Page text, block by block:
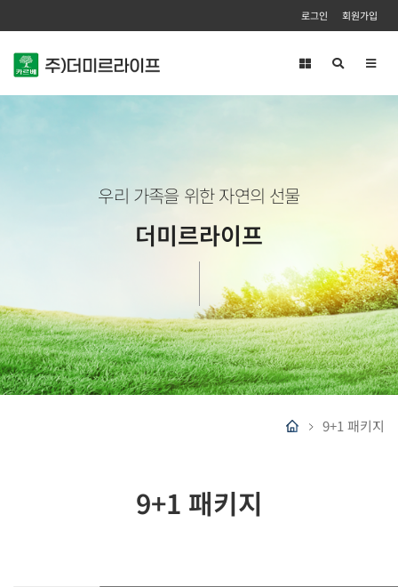
로그인 회원가입
우리 가족을 위한 자연의 선물
더미르라이프
9+1 패키지
9+1 패키지